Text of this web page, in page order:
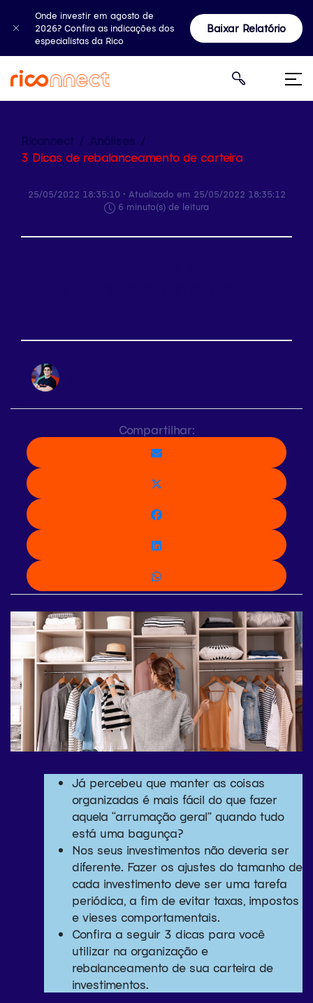
Onde investir em agosto de
2026? Confira as indicações dos
especialistas da Rico
Baixar Relatório
Riconnect / Análises /
3 Dicas de rebalanceamento de carteira
25/05/2022 18:35:10 • Atualizado em 25/05/2022 18:35:12
6 minuto(s) de leitura
Compartilhar:
Já percebeu que manter as coisas
organizadas é mais fácil do que fazer
aquela “arrumação geral” quando tudo
está uma bagunça?
Nos seus investimentos não deveria ser
diferente. Fazer os ajustes do tamanho de
cada investimento deve ser uma tarefa
periódica, a fim de evitar taxas, impostos
e vieses comportamentais.
Confira a seguir 3 dicas para você
utilizar na organização e
rebalanceamento de sua carteira de
investimentos.